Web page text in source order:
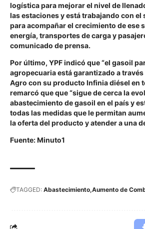
logística para mejorar el nivel de
las estaciones y está trabajando con
para acompañar el crecimiento de ese
energía, transportes de carga y
comunicado de prensa.
Por último, YPF indicó que “el gasoil
agropecuaria está garantizado a través
Agro con su producto Infinia diésel en
remarcó que que “sigue de cerca la
abastecimiento de gasoil en el país y
todas las medidas que le permitan
la oferta del producto y atender a una
Fuente: Minuto1
TAGGED: Abastecimiento Aumento de